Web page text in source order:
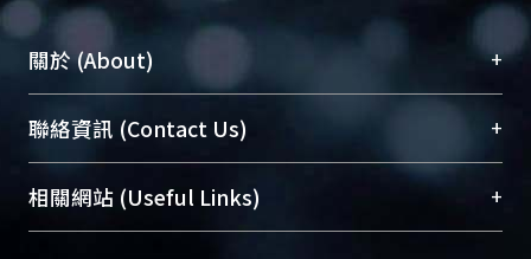
關於 (About) +
臺大位居世界頂尖大學之列，為永久珍藏及向國際
展現本校豐碩的研究成果及學術能量，圖書館整合
機構典藏（NTUR）與學術庫（AH）不同功能平
台，成為臺大學術典藏NTU scholars。期能整合研
聯絡資訊 (Contact Us) +
總館學科館員(Main Library)
醫學圖書館學科館員(Medical Library)
相關網站 (Useful Links) +